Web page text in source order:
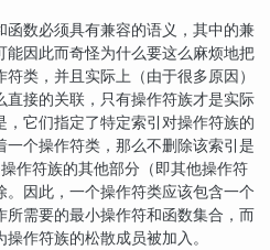
数必须具有兼容的语义，其中的兼
因此而奇怪为什么要这么麻烦地把
类，并且实际上（由于很多原因）
接的关联，只有操作符族才是实际
它们指定了特定索引对操作符族的
个操作符类，那么不删除该索引是
作符族的其他部分（即其他操作符
因此，一个操作符类应该包含一个
需要的最小操作符和函数集合，而
作符族的松散成员被加入。